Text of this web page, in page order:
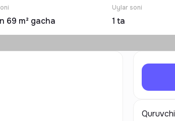
69 m² gacha
Uylar soni
1 ta
Quruvchi